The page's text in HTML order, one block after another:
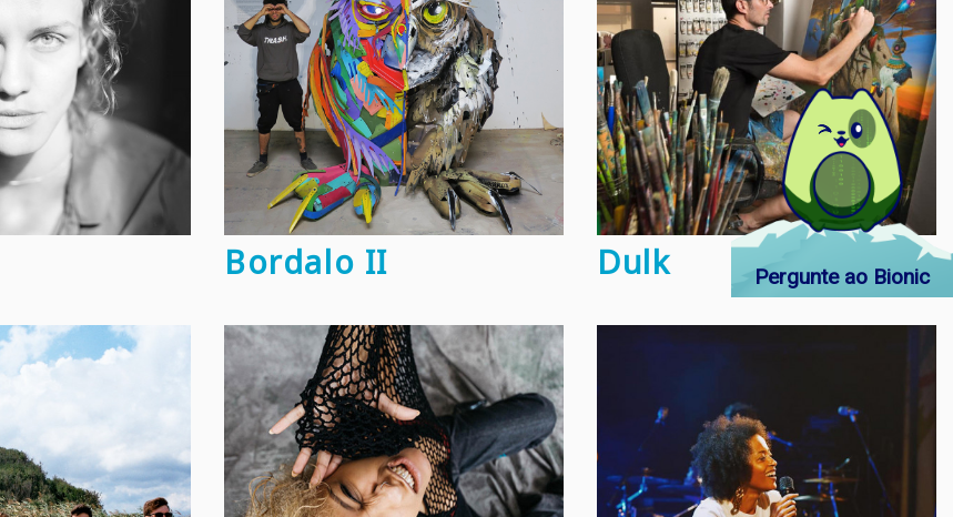
Bordalo II Dulk Pergunte ao Bionic